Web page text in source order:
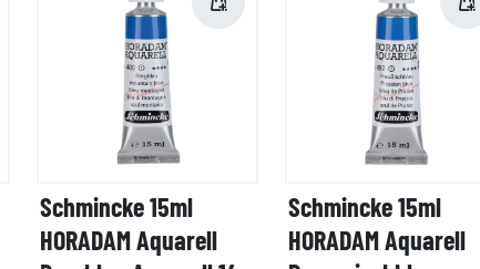
Schmincke 15ml
HORADAM Aquarell
Schmincke 15ml
HORADAM Aquarell